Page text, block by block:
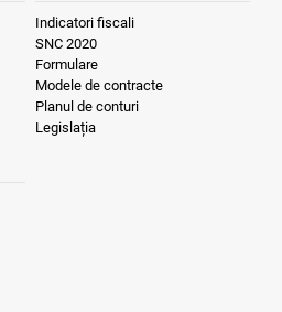
Indicatori fiscali
SNC 2020
Formulare
Modele de contracte
Planul de conturi
Legislația